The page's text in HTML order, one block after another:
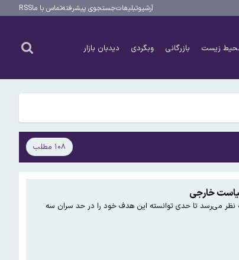
آرشیوتبلیغاتجستجوی پیشرفتهتماس با ماRSS
زیست بازرگانی وبگردی دیدبان بازار
۱۰۸ مطلب
خارجی
نظر می‌رسد تا حدی توانسته این هدف خود را در حد سران سه